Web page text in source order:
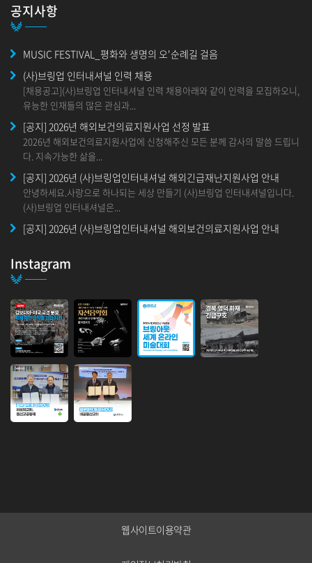
공지사항
MUSIC FESTIVAL_평화와 생명의 오'순례길 걸음
(사)브링업 인터내셔널 인력 채용
[채용공고](사)브링업 인터내셔널 인력 채용아래와 같이 인력을 모집하오니,
유능한 인재들의 많은 관심과...
[공지] 2026년 해외보건의료지원사업 선정 발표
2026년 해외보건의료지원사업에 신청해주신 모든 분께 감사의 말씀 드립니
다. 지속가능한 삶을...
[공지] 2026년 (사)브링업인터내셔널 해외긴급재난지원사업 안내
안녕하세요.사랑으로 하나되는 세상 만들기 (사)브링업 인터내셔널입니다.
(사)브링업 인터내셔널은...
[공지] 2026년 (사)브링업인터내셔널 해외보건의료지원사업 안내
다. 2025년부터&nbs...
인도사업본부 설립 행사
업본부로 승격하게 되었음을 기쁜...
Instagram
웹사이트이용약관